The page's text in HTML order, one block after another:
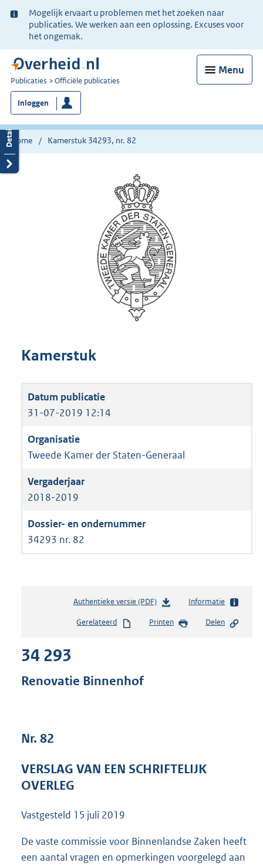
Ter
informatie:
Mogelijk ervaart u problemen met het zoeken naar
publicaties. We werken aan een oplossing. Excuses voor
het ongemak.
Menu
U
bent
nu
hier:
Publicaties Officiële publicaties
Inloggen
Home Kamerstuk 34293, nr. 82
Kamerstuk
31-07-2019 12:14
Tweede Kamer der Staten-Generaal
2018-2019
34293 nr. 82
Authentieke versie (PDF)b
s
e
Informatie
Gerelateerd Printen Delen
34 293
Renovatie Binnenhof
Nr. 82
VERSLAG VAN EEN SCHRIFTELIJK
OVERLEG
Vastgesteld 15 juli 2019
De vaste commissie voor Binnenlandse Zaken heeft
een aantal vragen en opmerkingen voorgelegd aan